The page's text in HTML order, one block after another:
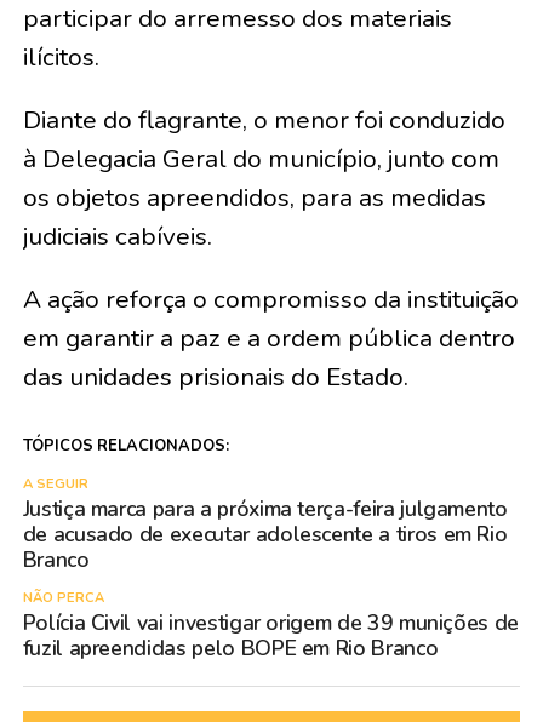
participar do arremesso dos materiais
ilícitos.
Diante do flagrante, o menor foi conduzido
à Delegacia Geral do município, junto com
os objetos apreendidos, para as medidas
judiciais cabíveis.
A ação reforça o compromisso da instituição
em garantir a paz e a ordem pública dentro
das unidades prisionais do Estado.
TÓPICOS RELACIONADOS:
A SEGUIR
Justiça marca para a próxima terça-feira julgamento
de acusado de executar adolescente a tiros em Rio
Branco
NÃO PERCA
Polícia Civil vai investigar origem de 39 munições de
fuzil apreendidas pelo BOPE em Rio Branco